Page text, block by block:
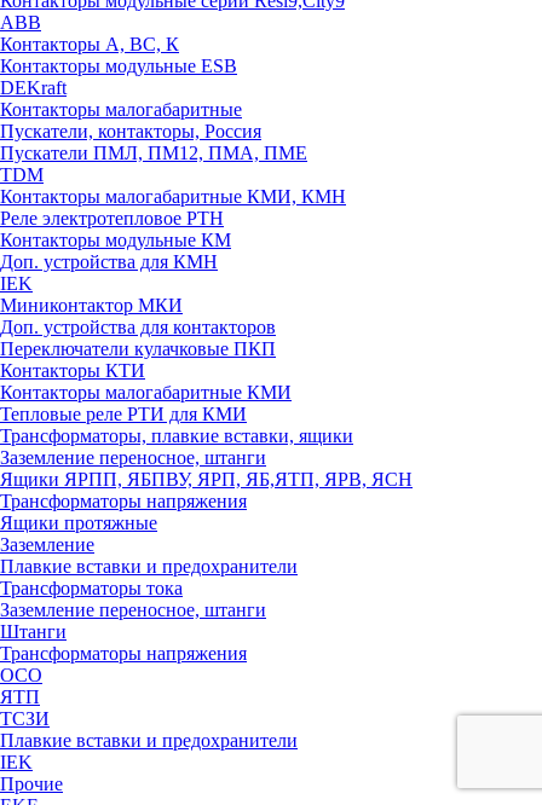
ABB
Контакторы А, ВС, К
Контакторы модульные ESB
DEKraft
Контакторы малогабаритные
Пускатели, контакторы, Россия
Пускатели ПМЛ, ПМ12, ПМА, ПМЕ
TDM
Контакторы малогабаритные КМИ, КМН
Реле электротепловое РТН
Контакторы модульные КМ
Доп. устройства для КМН
IEK
Миниконтактор МКИ
Доп. устройства для контакторов
Переключатели кулачковые ПКП
Контакторы КТИ
Контакторы малогабаритные КМИ
Тепловые реле РTИ для КМИ
Трансформаторы, плавкие вставки, ящики
Заземление переносное, штанги
Ящики ЯРПП, ЯБПВУ, ЯРП, ЯБ,ЯТП, ЯРВ, ЯСН
Трансформаторы напряжения
Ящики протяжные
Заземление
Плавкие вставки и предохранители
Трансформаторы тока
Заземление переносное, штанги
Штанги
Трансформаторы напряжения
ОСО
ЯТП
ТСЗИ
Плавкие вставки и предохранители
IEK
Прочие